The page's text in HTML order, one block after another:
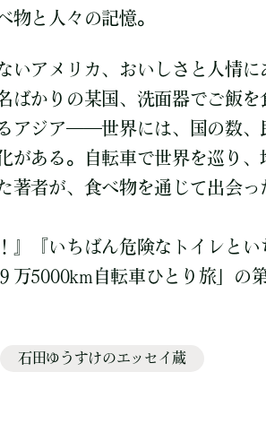
物と人々の記憶。
いアメリカ、おいしさと人情に
ばかりの某国、洗面器でご飯を
アジア――世界には、国の数、
がある。自転車で世界を巡り、
著者が、食べ物を通じて出会っ
』『いちばん危険なトイレとい
万5000km自転車ひとり旅」の
石田ゆうすけのエッセイ蔵